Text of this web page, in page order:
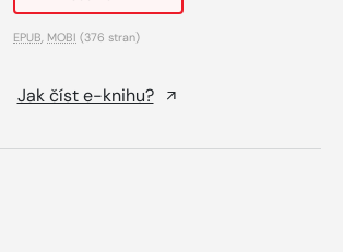
EPUB MOBI (376 stran)
Jak číst e-knihu?